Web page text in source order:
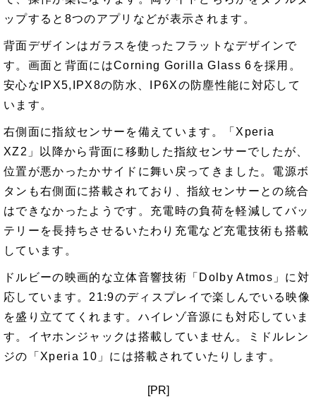
ップすると8つのアプリなどが表示されます。
背面デザインはガラスを使ったフラットなデザインで
す。画面と背面にはCorning Gorilla Glass 6を採用。
安心なIPX5,IPX8の防水、IP6Xの防塵性能に対応して
います。
右側面に指紋センサーを備えています。「Xperia
XZ2」以降から背面に移動した指紋センサーでしたが、
位置が悪かったかサイドに舞い戻ってきました。電源ボ
タンも右側面に搭載されており、指紋センサーとの統合
はできなかったようです。充電時の負荷を軽減してバッ
テリーを長持ちさせるいたわり充電など充電技術も搭載
しています。
ドルビーの映画的な立体音響技術「Dolby Atmos」に対
応しています。21:9のディスプレイで楽しんでいる映像
を盛り立ててくれます。ハイレゾ音源にも対応していま
す。イヤホンジャックは搭載していません。ミドルレン
ジの「Xperia 10」には搭載されていたりします。
[PR]